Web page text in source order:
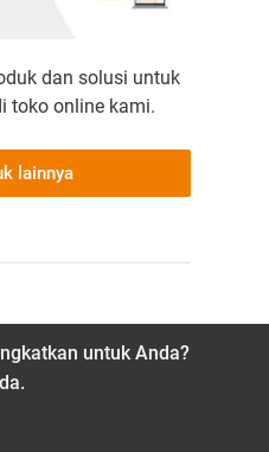
dan solusi untuk
toko online kami.
lainnya
untuk Anda?